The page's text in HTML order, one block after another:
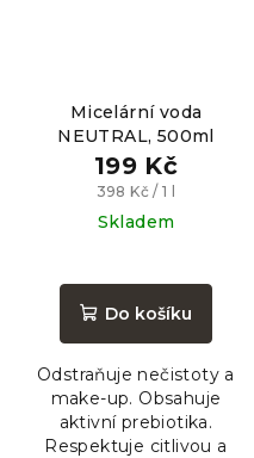
Micelární voda
NEUTRAL, 500ml
199 Kč
Měrná
cena:
398 Kč / 1 l
Skladem
hodnocení
produktu
z
5
hvězdiček.
Do košíku
Odstraňuje nečistoty a
make-up. Obsahuje
aktivní prebiotika.
Respektuje citlivou a